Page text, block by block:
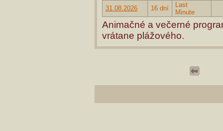
31.08.2026
16 dní
Last
Minute
Animačné a večerné
vrátane plážového.